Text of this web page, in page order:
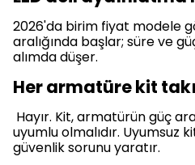
2026'da birim fiyat modele
aralığında başlar; süre ve
alımda düşer.
Her armatüre kit
Hayır. Kit, armatürün güç
uyumlu olmalıdır. Uyumsuz
güvenlik sorunu yaratır.